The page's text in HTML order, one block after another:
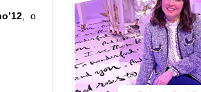
, o